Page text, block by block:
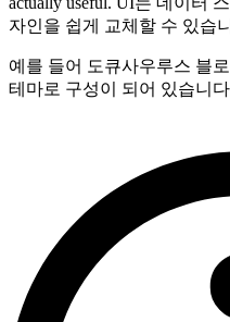
자인을 쉽게 교체할 수 있습
예를 들어 도큐사우루스 블
테마로 구성이 되어 있습니